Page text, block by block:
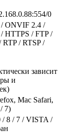
0
ONVIF 2.4 /
HTTPS / FTP /
/ RTSP /
зависит
и
Mac Safari,
7)
/ 8 / 7 / VISTA /